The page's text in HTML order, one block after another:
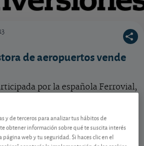
de aeropuertos vende
por la española Ferrovial,
percepción sobre la compañía?
56,84 EUR
y de terceros para analizar tus hábitos de
obtener información sobre qué te suscita interés
web y tu seguridad. Si haces clic en el